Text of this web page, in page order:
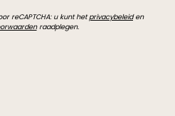
reCAPTCHA: u kunt hetprivacybeleiden
raadplegen.